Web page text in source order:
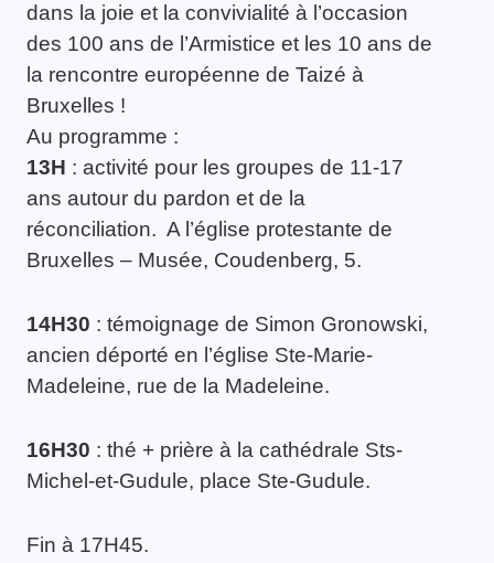
dans la joie et la convivialité à l’occasion
des 100 ans de l’Armistice et les 10 ans de
la rencontre européenne de Taizé à
Bruxelles !
Au programme :
13H : activité pour les groupes de 11-17
ans autour du pardon et de la
réconciliation. A l’église protestante de
Bruxelles – Musée, Coudenberg, 5.
14H30 : témoignage de Simon Gronowski,
ancien déporté en l’église Ste-Marie-
Madeleine, rue de la Madeleine.
16H30 : thé + prière à la cathédrale Sts-
Michel-et-Gudule, place Ste-Gudule.
Fin à 17H45.